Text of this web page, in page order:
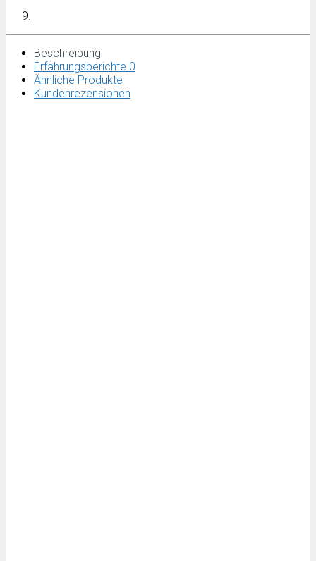
Beschreibung
Erfahrungsberichte 0
Ähnliche Produkte
Kundenrezensionen